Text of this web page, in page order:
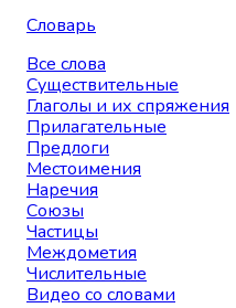
Словарь
Все слова
Существительные
Глаголы и их спряжения
Прилагательные
Предлоги
Местоимения
Наречия
Союзы
Частицы
Междометия
Числительные
Видео со словами